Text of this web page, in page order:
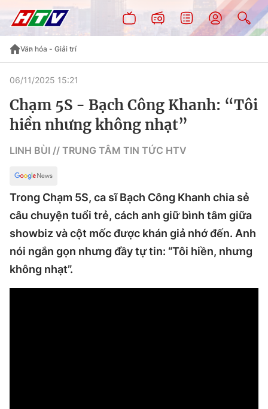
Văn hóa - Giải trí
06/11/2025 15:21
Chạm 5S - Bạch Công Khanh: “Tôi
hiền nhưng không nhạt”
LINH BÙI // TRUNG TÂM TIN TỨC HTV
Trong Chạm 5S, ca sĩ Bạch Công Khanh chia sẻ
câu chuyện tuổi trẻ, cách anh giữ bình tâm giữa
showbiz và cột mốc được khán giả nhớ đến. Anh
nói ngắn gọn nhưng đầy tự tin: “Tôi hiền, nhưng
không nhạt”.